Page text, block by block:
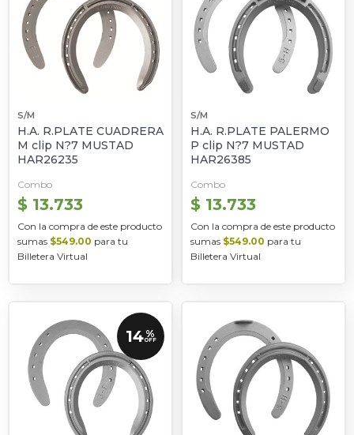
S/M
H.A. R.PLATE CUADRERA
M clip N?7 MUSTAD
HAR26235
Combo
$ 13.733
Con la compra de este producto
sumas $549.00 para tu
Billetera Virtual
S/M
H.A. R.PLATE PALERMO
P clip N?7 MUSTAD
HAR26385
Combo
$ 13.733
Con la compra de este producto
sumas $549.00 para tu
Billetera Virtual
14 %
OFF